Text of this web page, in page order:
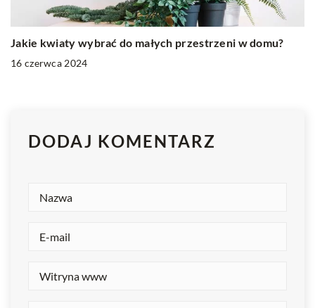
Jakie kwiaty wybrać do małych przestrzeni w domu?
16 czerwca 2024
DODAJ KOMENTARZ